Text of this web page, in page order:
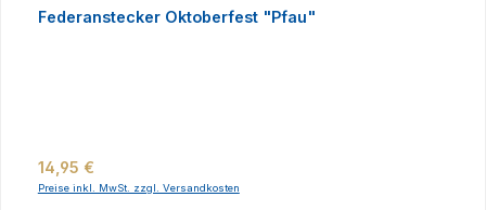
Federanstecker Oktoberfest "Pfau"
Regulärer Preis:
14,95 €
Preise inkl. MwSt. zzgl. Versandkosten